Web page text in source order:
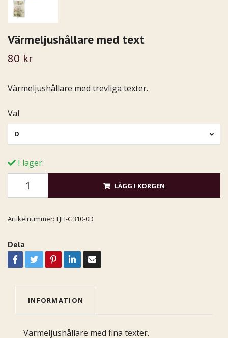
Värmeljushållare med text
80 kr
Värmeljushållare med trevliga texter.
Val
D
I lager.
LÄGG I KORGEN
Artikelnummer: LJH-G310-0D
Dela
INFORMATION
Värmeljushållare med fina texter.